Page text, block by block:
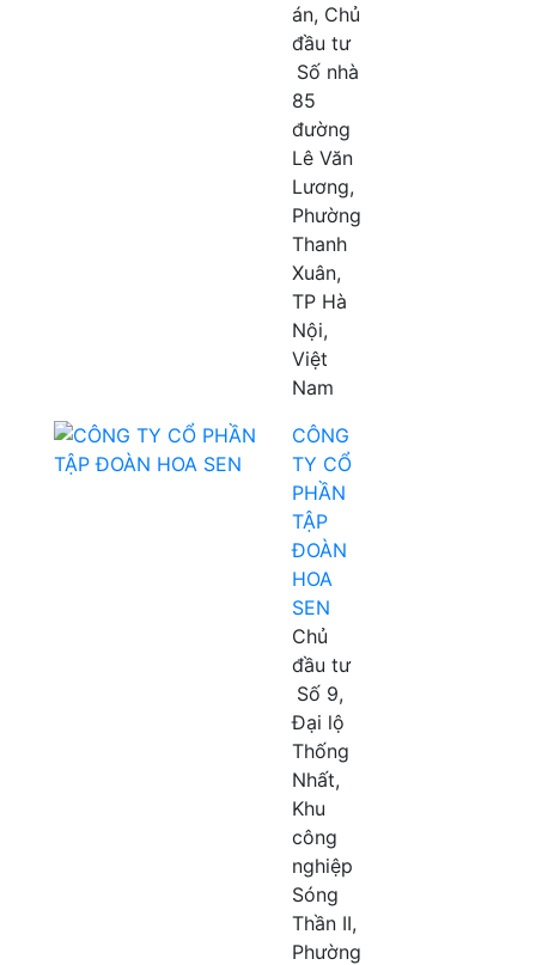
án, Chủ
đầu tư
Số nhà
85
đường
Lê Văn
Lương,
Phường
Thanh
Xuân,
TP Hà
Nội,
Việt
Nam
CÔNG
TY CỔ
PHẦN
TẬP
ĐOÀN
HOA
SEN
Chủ
đầu tư
Số 9,
Đại lộ
Thống
Nhất,
Khu
công
nghiệp
Sóng
Thần II,
Phường